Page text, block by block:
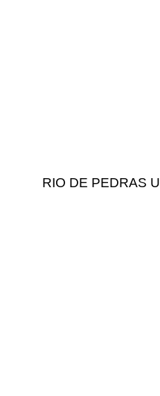
RIO DE PEDRAS